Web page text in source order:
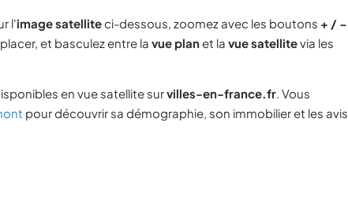
l'image satelliteci-dessous, zoomez avec les boutons + / −
et basculez entre la vue planet la vue satellitevia les
en vue satellite survilles-en-france.fr. Vous
pour découvrir sa démographie, son immobilier et les avis